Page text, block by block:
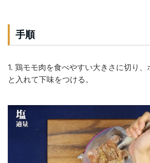
手順
1. 鶏モモ肉を食べやすい大きさに切り
と入れて下味をつける。